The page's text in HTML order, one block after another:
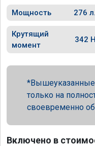
Мощность 276
Крутящий
момент
342
Вышеуказанные
только на
своевременно
Включено в